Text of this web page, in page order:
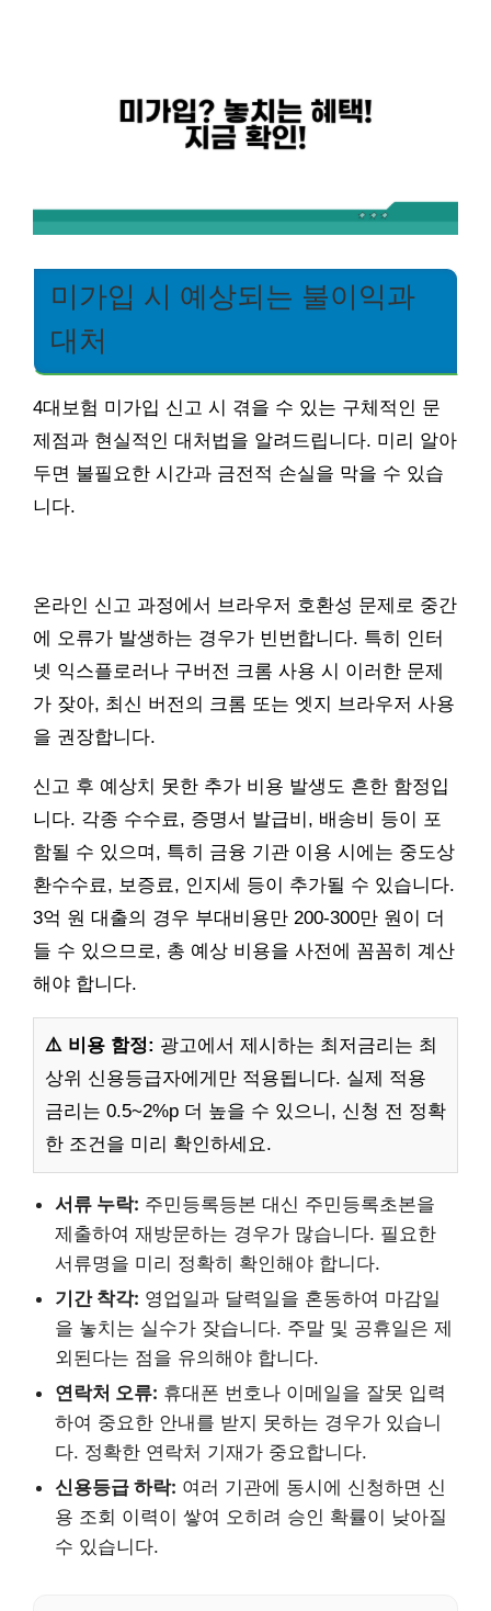
미가입 시 예상되는 불이익과
대처
4대보험 미가입 신고 시 겪을 수 있는 구체적인 문
제점과 현실적인 대처법을 알려드립니다. 미리 알아
두면 불필요한 시간과 금전적 손실을 막을 수 있습
니다.
온라인 신고 과정에서 브라우저 호환성 문제로 중간
에 오류가 발생하는 경우가 빈번합니다. 특히 인터
넷 익스플로러나 구버전 크롬 사용 시 이러한 문제
가 잦아, 최신 버전의 크롬 또는 엣지 브라우저 사용
을 권장합니다.
신고 후 예상치 못한 추가 비용 발생도 흔한 함정입
니다. 각종 수수료, 증명서 발급비, 배송비 등이 포
함될 수 있으며, 특히 금융 기관 이용 시에는 중도상
환수수료, 보증료, 인지세 등이 추가될 수 있습니다.
3억 원 대출의 경우 부대비용만 200-300만 원이 더
들 수 있으므로, 총 예상 비용을 사전에 꼼꼼히 계산
해야 합니다.
⚠️ 비용 함정: 광고에서 제시하는 최저금리는 최
상위 신용등급자에게만 적용됩니다. 실제 적용
금리는 0.5~2%p 더 높을 수 있으니, 신청 전 정확
한 조건을 미리 확인하세요.
서류 누락: 주민등록등본 대신 주민등록초본을
제출하여 재방문하는 경우가 많습니다. 필요한
서류명을 미리 정확히 확인해야 합니다.
기간 착각: 영업일과 달력일을 혼동하여 마감일
을 놓치는 실수가 잦습니다. 주말 및 공휴일은 제
외된다는 점을 유의해야 합니다.
연락처 오류: 휴대폰 번호나 이메일을 잘못 입력
하여 중요한 안내를 받지 못하는 경우가 있습니
다. 정확한 연락처 기재가 중요합니다.
신용등급 하락: 여러 기관에 동시에 신청하면 신
용 조회 이력이 쌓여 오히려 승인 확률이 낮아질
수 있습니다.